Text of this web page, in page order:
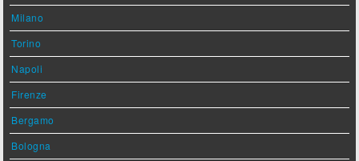
Milano
Torino
Napoli
Firenze
Bergamo
Bologna